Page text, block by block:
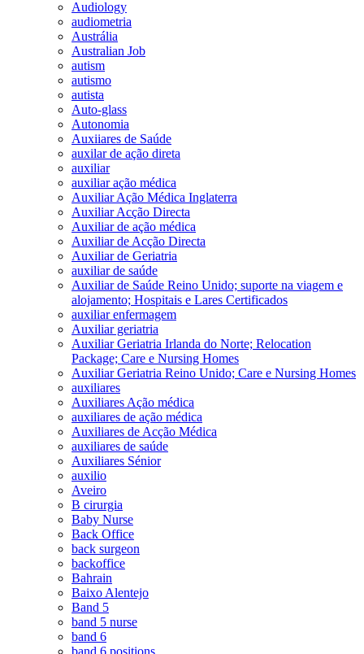
Audiology
audiometria
Austrália
Australian Job
autism
autismo
autista
Auto-glass
Autonomia
Auxiiares de Saúde
auxilar de ação direta
auxiliar
auxiliar ação médica
Auxiliar Ação Médica Inglaterra
Auxiliar Acção Directa
Auxiliar de ação médica
Auxiliar de Acção Directa
Auxiliar de Geriatria
auxiliar de saúde
Auxiliar de Saúde Reino Unido; suporte na viagem e
alojamento; Hospitais e Lares Certificados
auxiliar enfermagem
Auxiliar geriatria
Auxiliar Geriatria Irlanda do Norte; Relocation
Package; Care e Nursing Homes
Auxiliar Geriatria Reino Unido; Care e Nursing Homes
auxiliares
Auxiliares Ação médica
auxiliares de ação médica
Auxiliares de Acção Médica
auxiliares de saúde
Auxiliares Sénior
auxilio
Aveiro
B cirurgia
Baby Nurse
Back Office
back surgeon
backoffice
Bahrain
Baixo Alentejo
Band 5
band 5 nurse
band 6
band 6 positions